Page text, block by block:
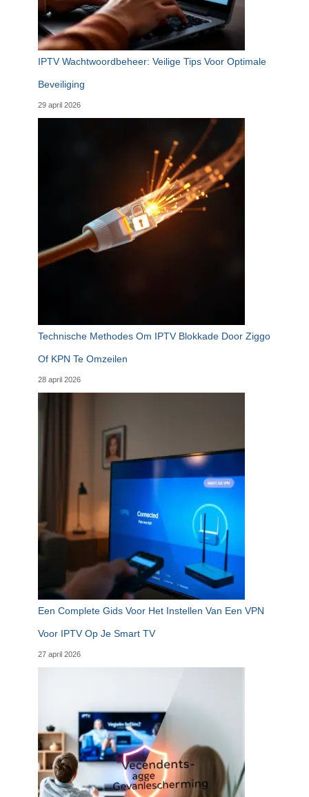
IPTV Wachtwoordbeheer: Veilige Tips Voor Optimale
Beveiliging
29 april 2026
Technische Methodes Om IPTV Blokkade Door Ziggo
Of KPN Te Omzeilen
28 april 2026
Een Complete Gids Voor Het Instellen Van Een VPN
Voor IPTV Op Je Smart TV
27 april 2026